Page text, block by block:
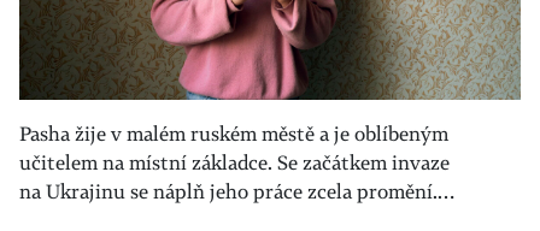
Pasha žije v malém ruském městě a je oblíbeným
učitelem na místní základce. Se začátkem invaze
na Ukrajinu se náplň jeho práce zcela promění.…